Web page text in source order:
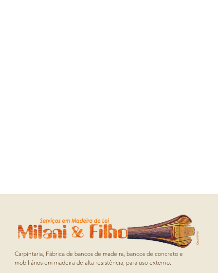
Carpintaria, Fábrica de bancos de madeira, bancos de concreto e
mobiliários em madeira de alta resistência, para uso externo.